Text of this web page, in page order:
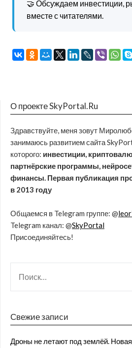
🤝 Обсуждаем инвестиции,
вместе с читателями.
О проекте SkyPortal.Ru
Здравствуйте, меня зовут
занимаюсь развитием сайта
которого: инвестиции,
партнёрские программы,
финансы. Первая публикация
в 2013 году
Общаемся в Telegram группе: @
Telegram канал: @SkyPortal
Присоединяйтесь!
Свежие записи
Дроны не летают под землёй.